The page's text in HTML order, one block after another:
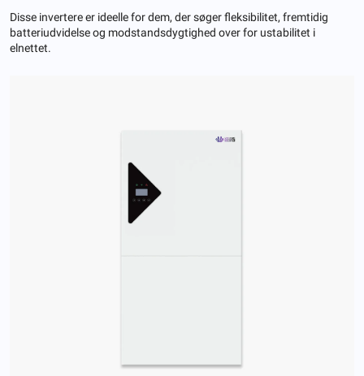
Disse invertere er ideelle for dem, der søger fleksibilitet, fremtidig
batteriudvidelse og modstandsdygtighed over for ustabilitet i
elnettet.